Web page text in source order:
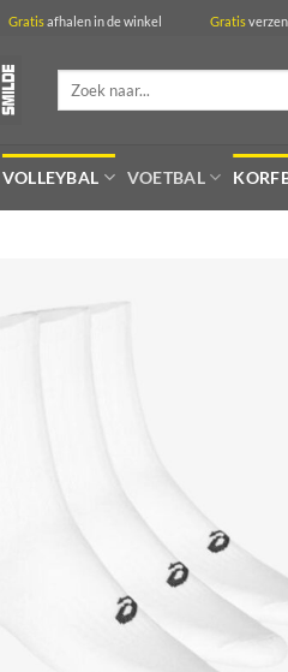
Gratis afhalen in de winkel Gratis
Zoeken
VOLLEYBAL VOETBAL